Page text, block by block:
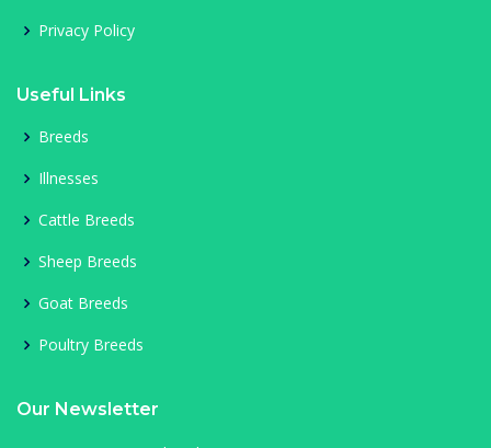
Privacy Policy
Useful Links
Breeds
Illnesses
Cattle Breeds
Sheep Breeds
Goat Breeds
Poultry Breeds
Our Newsletter